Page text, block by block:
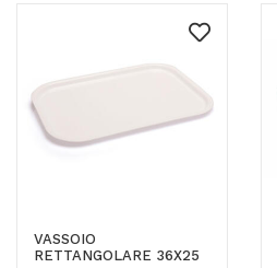
VASSOIO
RETTANGOLARE 36X25